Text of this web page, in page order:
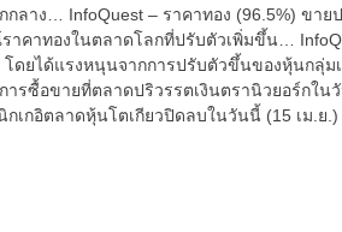
ลาง… InfoQuest – ราคาทอง (96.5%) ขาย
าคาทองในตลาดโลกที่ปรับตัวเพิ่มขึ้น…
ดยได้แรงหนุนจากการปรับตัวขึ้นของหุ้นกลุ่
ารซื้อขายที่ตลาดปริวรรตเงินตรานิวยอร์กใ
กอิตลาดหุ้นโตเกียวปิดลบในวันนี้ (15 เม.ย.)